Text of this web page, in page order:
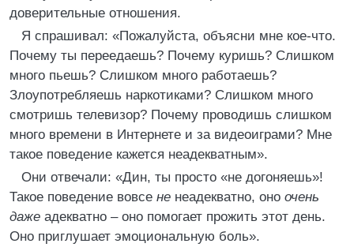
доверительные отношения.
Я спрашивал: «Пожалуйста, объясни мне кое-что.
Почему ты переедаешь? Почему куришь? Слишком
много пьешь? Слишком много работаешь?
Злоупотребляешь наркотиками? Слишком много
смотришь телевизор? Почему проводишь слишком
много времени в Интернете и за видеоиграми? Мне
такое поведение кажется неадекватным».
Они отвечали: «Дин, ты просто «не догоняешь»!
Такое поведение вовсе не неадекватно, оно очень
даже адекватно – оно помогает прожить этот день.
Оно приглушает эмоциональную боль».